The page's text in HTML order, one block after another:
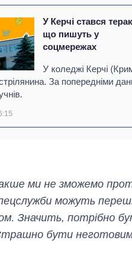
У Керчі стався
що пишуть у
соцмережах
У коледжі Керчі
За попередніми
ми не зможемо
можуть
Значить, потрібно
бути